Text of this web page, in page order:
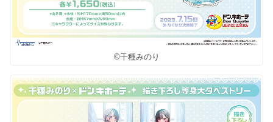
©千種みのり